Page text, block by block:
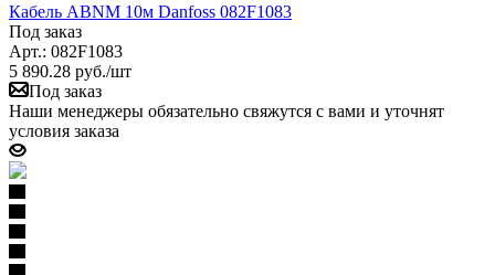
Кабель ABNM 10м Danfoss 082F1083
Под заказ
Арт.: 082F1083
5 890.28 руб./шт
Под заказ
Наши менеджеры обязательно свяжутся с вами и уточнят
условия заказа